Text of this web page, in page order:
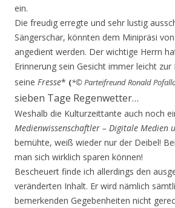
ein.
Die freudig erregte und sehr lustig
Sängerschar, könnten dem Minipräsi
angedient werden. Der wichtige Herrn
Erinnerung sein Gesicht immer leicht zur
seine Fresse* (*© Parteifreund Ronald
sieben Tage Regenwetter…
Weshalb die Kulturzeittante auch noch
Medienwissenschaftler – Digitale Medien
bemühte, weiß wieder nur der Deibel!
man sich wirklich sparen können!
Bescheuert finde ich allerdings den
veränderten Inhalt. Er wird nämlich
bemerkenden Gegebenheiten nicht